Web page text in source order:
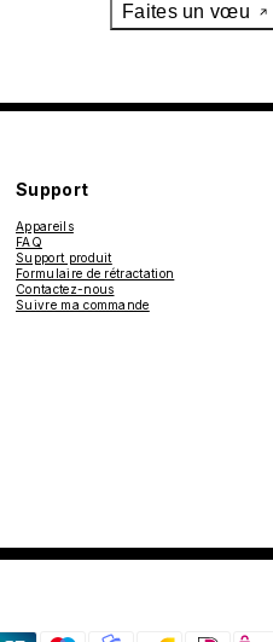
Faites un vœu
Support
Appareils
FAQ
Support produit
Formulaire de rétractation
Contactez-nous
Suivre ma commande